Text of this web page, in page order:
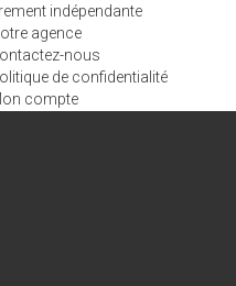
indépendante
agence
nous
de confidentialité
compte